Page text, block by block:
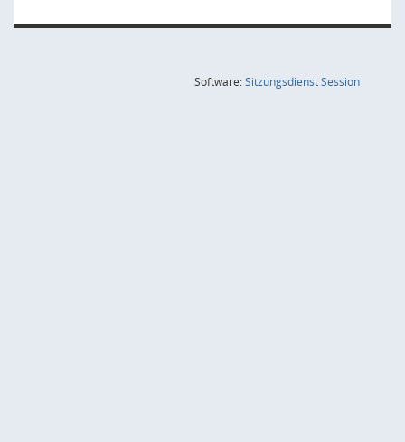
Software:SitzungsdienstSession(Wird in